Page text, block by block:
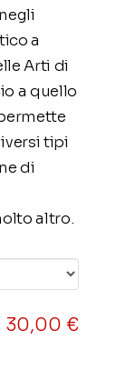
a
Arti di
a quello
tipi
di
altro.
30,00€